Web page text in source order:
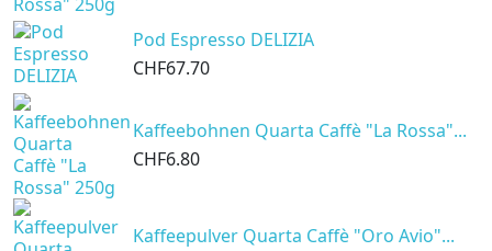
Pod Espresso DELIZIA
CHF67.70
Kaffeebohnen Quarta Caffè "La Rossa"...
CHF6.80
Kaffeepulver Quarta Caffè "Oro Avio"...